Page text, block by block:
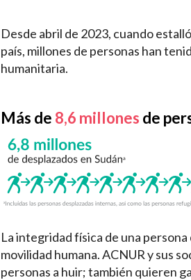
Desde abril de 2023, cuando
país, millones de personas han
humanitaria.
Más de 8,6 millones de
La integridad física de una
movilidad humana. ACNUR y sus
personas a huir; también quieren